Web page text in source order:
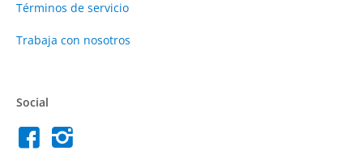
Términos de servicio
Trabaja con nosotros
Social